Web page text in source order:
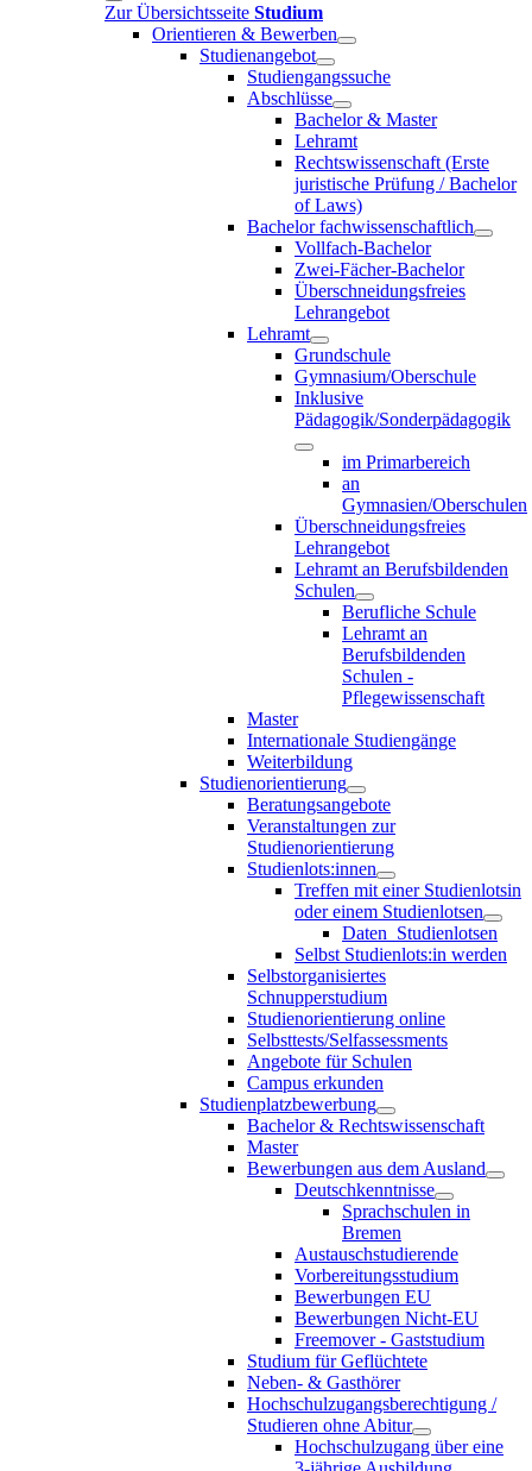
Zur Übersichtsseite Studium
Orientieren & Bewerben
Studienangebot
Studiengangssuche
Abschlüsse
Bachelor & Master
Lehramt
Rechtswissenschaft (Erste
juristische Prüfung / Bachelor
of Laws)
Bachelor fachwissenschaftlich
Vollfach-Bachelor
Zwei-Fächer-Bachelor
Überschneidungsfreies
Lehrangebot
Lehramt
Grundschule
Gymnasium/Oberschule
Inklusive
Pädagogik/Sonderpädagogik
im Primarbereich
an
Gymnasien/Oberschulen
Überschneidungsfreies
Lehrangebot
Lehramt an Berufsbildenden
Schulen
Berufliche Schule
Lehramt an
Berufsbildenden
Schulen -
Pflegewissenschaft
Master
Internationale Studiengänge
Weiterbildung
Studienorientierung
Beratungsangebote
Veranstaltungen zur
Studienorientierung
Studienlots:innen
Treffen mit einer Studienlotsin
oder einem Studienlotsen
Daten_Studienlotsen
Selbst Studienlots:in werden
Selbstorganisiertes
Schnupperstudium
Studienorientierung online
Selbsttests/Selfassessments
Angebote für Schulen
Campus erkunden
Studienplatzbewerbung
Bachelor & Rechtswissenschaft
Master
Bewerbungen aus dem Ausland
Deutschkenntnisse
Sprachschulen in
Bremen
Austauschstudierende
Vorbereitungsstudium
Bewerbungen EU
Bewerbungen Nicht-EU
Freemover - Gaststudium
Studium für Geflüchtete
Neben- & Gasthörer
Hochschulzugangsberechtigung /
Studieren ohne Abitur
Hochschulzugang über eine